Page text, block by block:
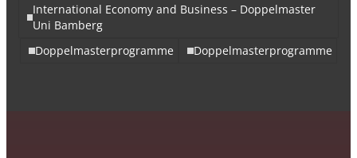
International Economy and Business – Doppelmaster
Uni Bamberg
Doppelmasterprogramme
Doppelmasterprogramme